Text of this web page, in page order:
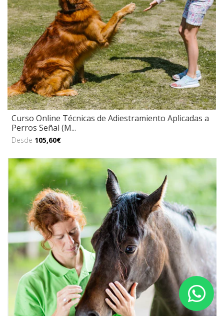
Curso Online Técnicas de Adiestramiento Aplicadas a
Perros Señal (M...
Desde 105,60€